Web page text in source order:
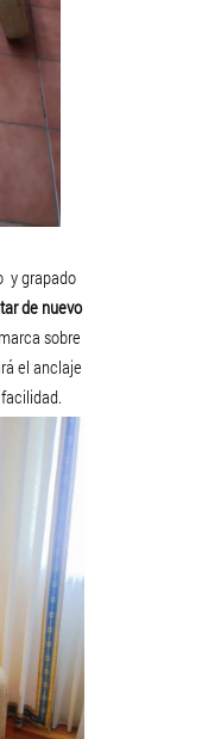
y grapado
de nuevo
sobre
el anclaje